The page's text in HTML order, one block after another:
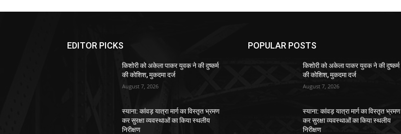
EDITOR PICKS
किशोरी को अकेला पाकर युवक ने की दुष्कर्म
की कोशिश, मुकदमा दर्ज
August 7, 2026
स्याना: कांवड़ यात्रा मार्ग का विस्तृत भ्रमण
कर सुरक्षा व्यवस्थाओं का किया स्थलीय
निरीक्षण
POPULAR POSTS
किशोरी को अकेला पाकर युवक ने की दुष्कर्म
की कोशिश, मुकदमा दर्ज
August 7, 2026
स्याना: कांवड़ यात्रा मार्ग का विस्तृत भ्रमण
कर सुरक्षा व्यवस्थाओं का किया स्थलीय
निरीक्षण